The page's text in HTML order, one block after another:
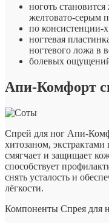
ноготь
желтовато-серым
по консистенции-
ногтевая
ногтевого ложа в
болевых
Апи-Комфорт
Спрей для ног Апи-
хитозаном,
смягчает и защищает
способствует
снять усталость и
лёгкости.
Компоненты Спрея для